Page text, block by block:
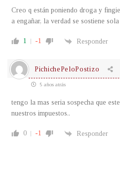
Creo q están poniendo droga y
a engañar, la verdad se sostiene sola
1 -1 Responder
PichichePeloPostizo
5 años atrás
tengo la mas seria sospecha que
nuestros impuestos..
0 -1 Responder